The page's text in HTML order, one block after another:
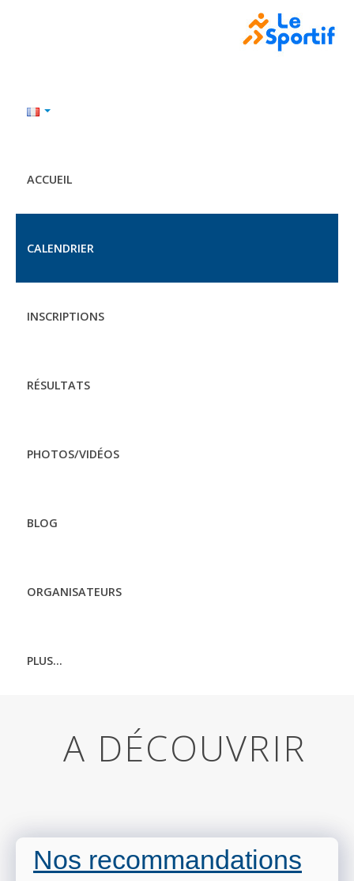
ACCUEIL
CALENDRIER
INSCRIPTIONS
RÉSULTATS
PHOTOS/VIDÉOS
BLOG
ORGANISATEURS
PLUS...
A DÉCOUVRIR
Nos recommandations